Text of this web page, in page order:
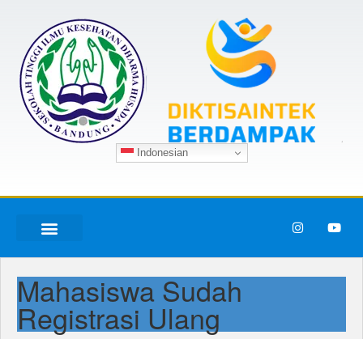
Indonesian
Mahasiswa Sudah
Registrasi Ulang